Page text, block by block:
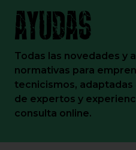
AYUDAS
Todas las novedades y
normativas para
tecnicismos, adaptadas
de expertos y
consulta online.